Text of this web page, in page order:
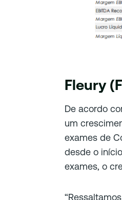
Fleury
De acordo
um
exames de
desde o
exames, o